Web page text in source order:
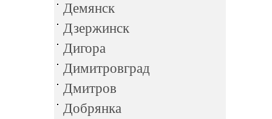
Демянск
Дзержинск
Дигора
Димитровград
Дмитров
Добрянка